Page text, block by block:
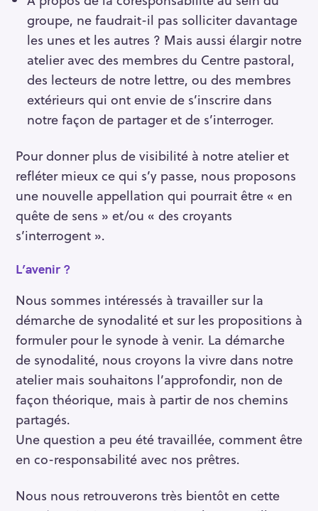
groupe, ne faudrait-il pas solliciter davantage
les unes et les autres ? Mais aussi élargir notre
atelier avec des membres du Centre pastoral,
des lecteurs de notre lettre, ou des membres
extérieurs qui ont envie de s’inscrire dans
notre façon de partager et de s’interroger.
Pour donner plus de visibilité à notre atelier et
refléter mieux ce qui s’y passe, nous proposons
une nouvelle appellation qui pourrait être « en
quête de sens » et/ou « des croyants
s’interrogent ».
L’avenir ?
Nous sommes intéressés à travailler sur la
démarche de synodalité et sur les propositions à
formuler pour le synode à venir. La démarche
de synodalité, nous croyons la vivre dans notre
atelier mais souhaitons l’approfondir, non de
façon théorique, mais à partir de nos chemins
partagés.
Une question a peu été travaillée, comment être
en co-responsabilité avec nos prêtres.
Nous nous retrouverons très bientôt en cette
R
e
c
e
c
h
e
r